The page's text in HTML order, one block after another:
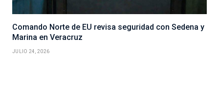
Comando Norte de EU revisa seguridad con Sedena y
Marina en Veracruz
JULIO 24, 2026